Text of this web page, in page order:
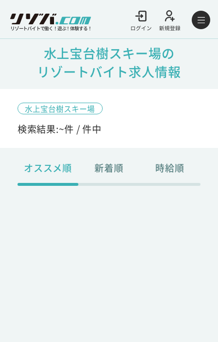
リゾートバイトで働く！遊ぶ！体験する！ ログイン 新規登録
水上宝台樹スキー場の
リゾートバイト求人情報
水上宝台樹スキー場
検索結果:~件 /件中
オススメ順 新着順 時給順